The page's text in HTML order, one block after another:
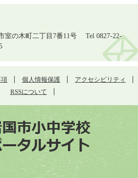
室の木町二丁目7番11号 Tel 0827-22-
個人情報保護
アクセシビリティ
RSSについて